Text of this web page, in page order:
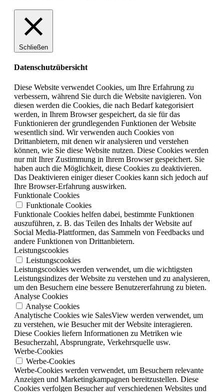
Schließen
Datenschutzübersicht
Diese Website verwendet Cookies, um Ihre Erfahrung zu
verbessern, während Sie durch die Website navigieren. Von
diesen werden die Cookies, die nach Bedarf kategorisiert
werden, in Ihrem Browser gespeichert, da sie für das
Funktionieren der grundlegenden Funktionen der Website
wesentlich sind. Wir verwenden auch Cookies von
Drittanbietern, mit denen wir analysieren und verstehen
können, wie Sie diese Website nutzen. Diese Cookies werden
nur mit Ihrer Zustimmung in Ihrem Browser gespeichert. Sie
haben auch die Möglichkeit, diese Cookies zu deaktivieren.
Das Deaktivieren einiger dieser Cookies kann sich jedoch auf
Ihre Browser-Erfahrung auswirken.
Funktionale Cookies
Funktionale Cookies
Funktionale Cookies helfen dabei, bestimmte Funktionen
auszuführen, z. B. das Teilen des Inhalts der Website auf
Social Media-Plattformen, das Sammeln von Feedbacks und
andere Funktionen von Drittanbietern.
Leistungscookies
Leistungscookies
Leistungscookies werden verwendet, um die wichtigsten
Leistungsindizes der Website zu verstehen und zu analysieren,
um den Besuchern eine bessere Benutzererfahrung zu bieten.
Analyse Cookies
Analyse Cookies
Analytische Cookies wie SalesView werden verwendet, um
zu verstehen, wie Besucher mit der Website interagieren.
Diese Cookies liefern Informationen zu Metriken wie
Besucherzahl, Absprungrate, Verkehrsquelle usw.
Werbe-Cookies
Werbe-Cookies
Werbe-Cookies werden verwendet, um Besuchern relevante
Anzeigen und Marketingkampagnen bereitzustellen. Diese
Cookies verfolgen Besucher auf verschiedenen Websites und